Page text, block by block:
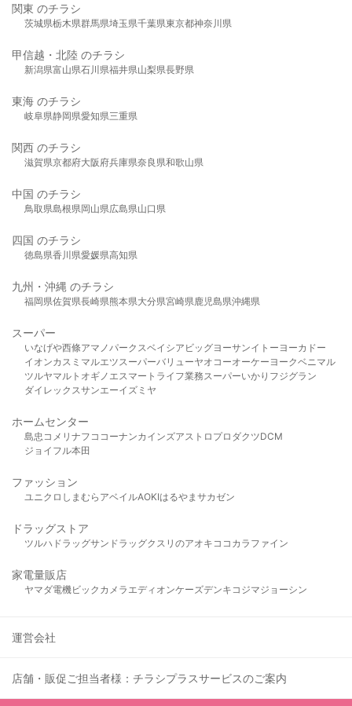
関東 のチラシ
茨城県栃木県群馬県埼玉県千葉県東京都神奈川県
甲信越・北陸 のチラシ
新潟県富山県石川県福井県山梨県長野県
東海 のチラシ
岐阜県静岡県愛知県三重県
関西 のチラシ
滋賀県京都府大阪府兵庫県奈良県和歌山県
中国 のチラシ
鳥取県島根県岡山県広島県山口県
四国 のチラシ
徳島県香川県愛媛県高知県
九州・沖縄 のチラシ
福岡県佐賀県長崎県熊本県大分県宮崎県鹿児島県沖縄県
スーパー
いなげや西條アマノパークスベイシア ビッグヨーサンイトーヨーカドー
イオンカスミ マルエツスーパーバリューヤオコーオーケー ヨークベニマル
ツルヤマルト オギノ エスマート ライフ業務スーパーいかり フジグラン
ダイレックスサンエーイズミヤ
ホームセンター
島忠 コメリ ナフコ コーナンカインズアストロプロダクツDCM
ジョイフル本田
ファッション
ユニクロ しまむら アベイルAOKIはるやま サカゼン
ドラッグストア
ツルハドラッグサンドラッグクスリのアオキ ココカラファイン
家電量販店
ヤマダ電機ビックカメラ エディオンケーズデンキ コジマジョーシン
運営会社
店舗・販促ご担当者様：チラシプラスサービスのご案内